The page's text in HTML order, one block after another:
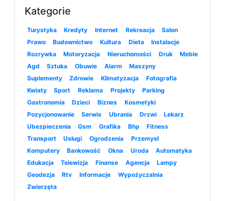
Kategorie
Turystyka Kredyty Internet Rekreacja
Salon
Prawo
Budownictwo Kultura Dieta
Instalacje
Rozrywka
Motoryzacja Nieruchomości Druk
Meble
Agd
Sztuka Obuwie Alarm
Maszyny
Suplementy
Zdrowie Klimatyzacja
Fotografia
Kwiaty
Sport Reklama Projekty
Parking
Gastronomia
Dzieci Biznes
Kosmetyki
Pozycjonowanie
Serwis Ubrania Drzwi
Lekarz
Ubezpieczenia
Gsm Grafika Bhp
Fitness
Transport
Usługi Ogrodzenia
Przemysł
Komputery
Bankowość Okna Uroda
Automatyka
Edukacja
Telewizja Finanse Agencja
Lampy
Geodezja
Rtv Informacje
Wypożyczalnia
Zwierzęta